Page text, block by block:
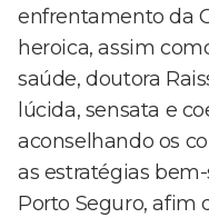
enfrentamento da
heroica, assim
saúde, doutora
lúcida, sensata e
aconselhando os
as estratégias
Porto Seguro, afim